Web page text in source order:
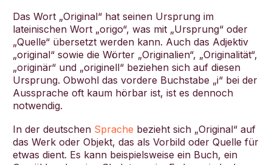
Das Wort „Original“ hat seinen Ursprung im
lateinischen Wort „origo“, was mit „Ursprung“ oder
„Quelle“ übersetzt werden kann. Auch das Adjektiv
„original“ sowie die Wörter „Originalien“, „Originalität“,
„originär“ und „originell“ beziehen sich auf diesen
Ursprung. Obwohl das vordere Buchstabe „i“ bei der
Aussprache oft kaum hörbar ist, ist es dennoch
notwendig.
In der deutschen Sprache bezieht sich „Original“ auf
das Werk oder Objekt, das als Vorbild oder Quelle für
etwas dient. Es kann beispielsweise ein Buch, ein